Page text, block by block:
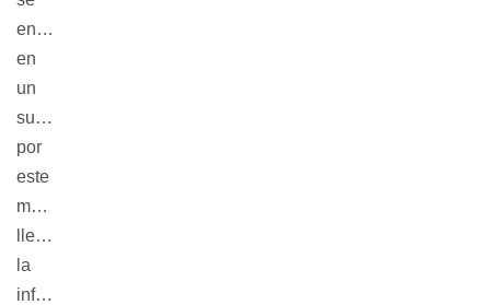
encuentra
en
un
subsuelo,
por
este
medio
llevamos
la
información